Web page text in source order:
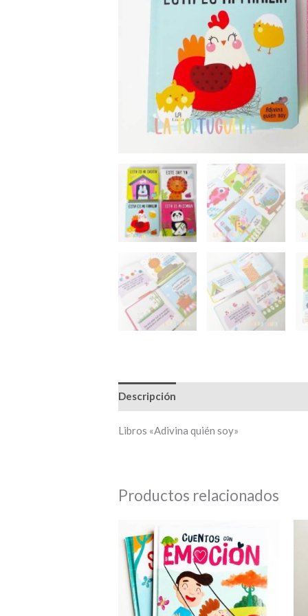
Descripción
Libros «Adivina quién soy»
Productos relacionados
producto
tiene
múltiples
variantes.